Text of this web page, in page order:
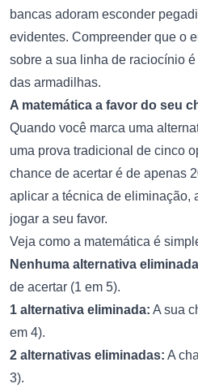
bancas adoram esconder
evidentes. Compreender que o
sobre a sua linha de raciocínio
das armadilhas.
A matemática a favor do seu
Quando você marca uma
uma prova tradicional de cinco
chance de acertar é de apenas
aplicar a técnica de eliminação,
jogar a seu favor.
Veja como a matemática é
Nenhuma alternativa
de acertar (1 em 5).
1 alternativa eliminada: A sua
em 4).
2 alternativas eliminadas: A
3).